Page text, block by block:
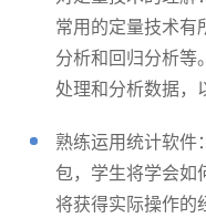
常用的定量技术有
分析和回归分析等
处理和分析数据，
熟练运用统计软件
包，学生将学会如
将获得实际操作的